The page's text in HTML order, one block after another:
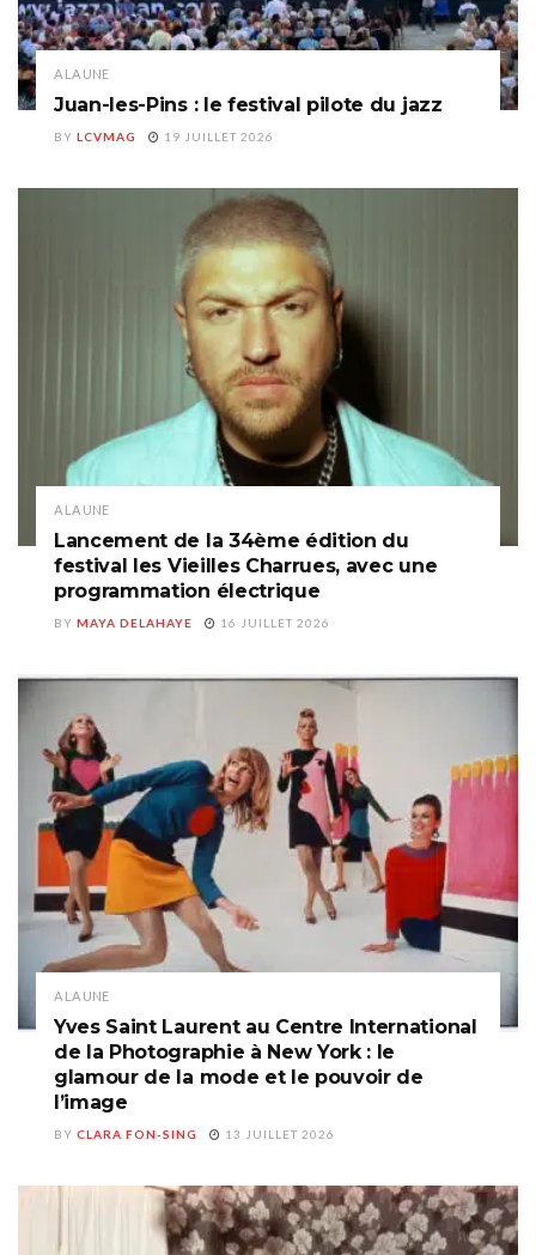
A LA UNE
Juan-les-Pins : le festival pilote du jazz
BY LCVMAG 19 JUILLET 2026
A LA UNE
Lancement de la 34ème édition du
festival les Vieilles Charrues, avec une
programmation électrique
BY MAYA DELAHAYE 16 JUILLET 2026
A LA UNE
Yves Saint Laurent au Centre International
de la Photographie à New York : le
glamour de la mode et le pouvoir de
l’image
BY CLARA FON-SING 13 JUILLET 2026